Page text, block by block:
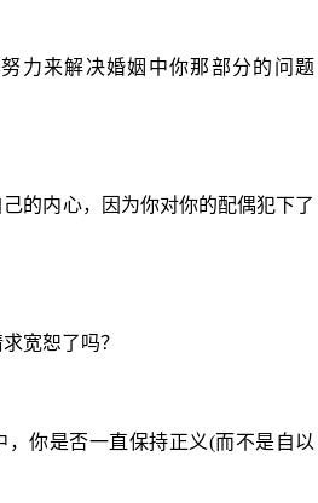
力来解决婚姻中你那部分的问题
己的内心，因为你对你的配偶犯下了
宽恕了吗？
，你是否一直保持正义(而不是自以